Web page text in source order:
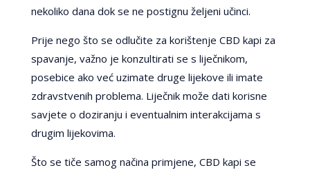
nekoliko dana dok se ne postignu željeni učinci.
Prije nego što se odlučite za korištenje CBD kapi za
spavanje, važno je konzultirati se s liječnikom,
posebice ako već uzimate druge lijekove ili imate
zdravstvenih problema. Liječnik može dati korisne
savjete o doziranju i eventualnim interakcijama s
drugim lijekovima.
Što se tiče samog načina primjene, CBD kapi se